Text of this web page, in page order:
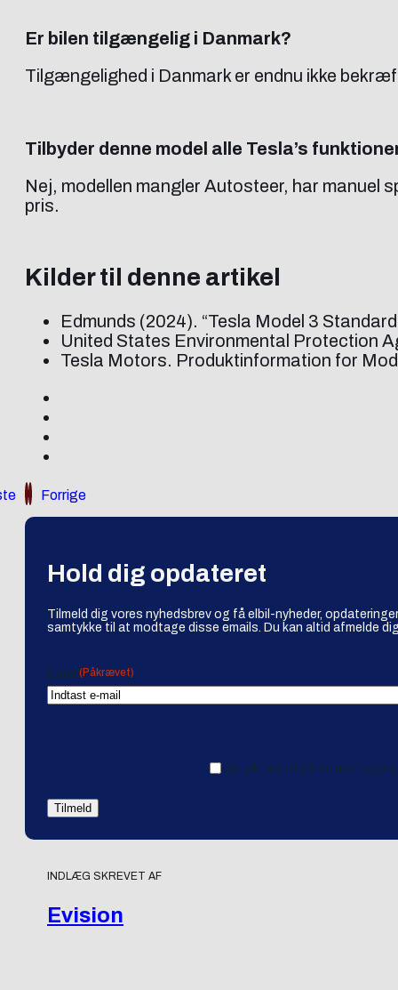
Er bilen tilgængelig i Danmark?
Tilgængelighed i Danmark er endnu ikke
Tilbyder denne model alle Tesla’s
Nej, modellen mangler Autosteer, har manuel
pris.
Kilder til denne artikel
Edmunds (2024). “Tesla Model 3
United States Environmental Protection
Tesla Motors. Produktinformation for
Forrige
Hold dig opdateret
Tilmeld dig vores nyhedsbrev og få elbil-nyheder,
samtykke til at modtage disse emails. Du kan altid afmelde
Email (Påkrævet)
Ja tak, jeg vil gerne modtage
INDLÆG SKREVET AF
Evision